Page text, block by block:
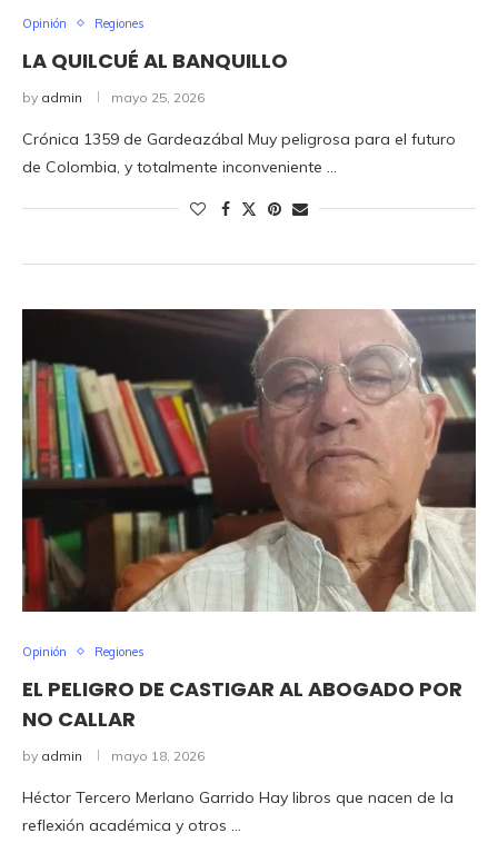
Opinión Regiones
LA QUILCUÉ AL BANQUILLO
by admin mayo 25, 2026
Crónica 1359 de Gardeazábal Muy peligrosa para el futuro
de Colombia, y totalmente inconveniente …
Opinión Regiones
EL PELIGRO DE CASTIGAR AL ABOGADO POR
NO CALLAR
by admin mayo 18, 2026
Héctor Tercero Merlano Garrido Hay libros que nacen de la
reflexión académica y otros …